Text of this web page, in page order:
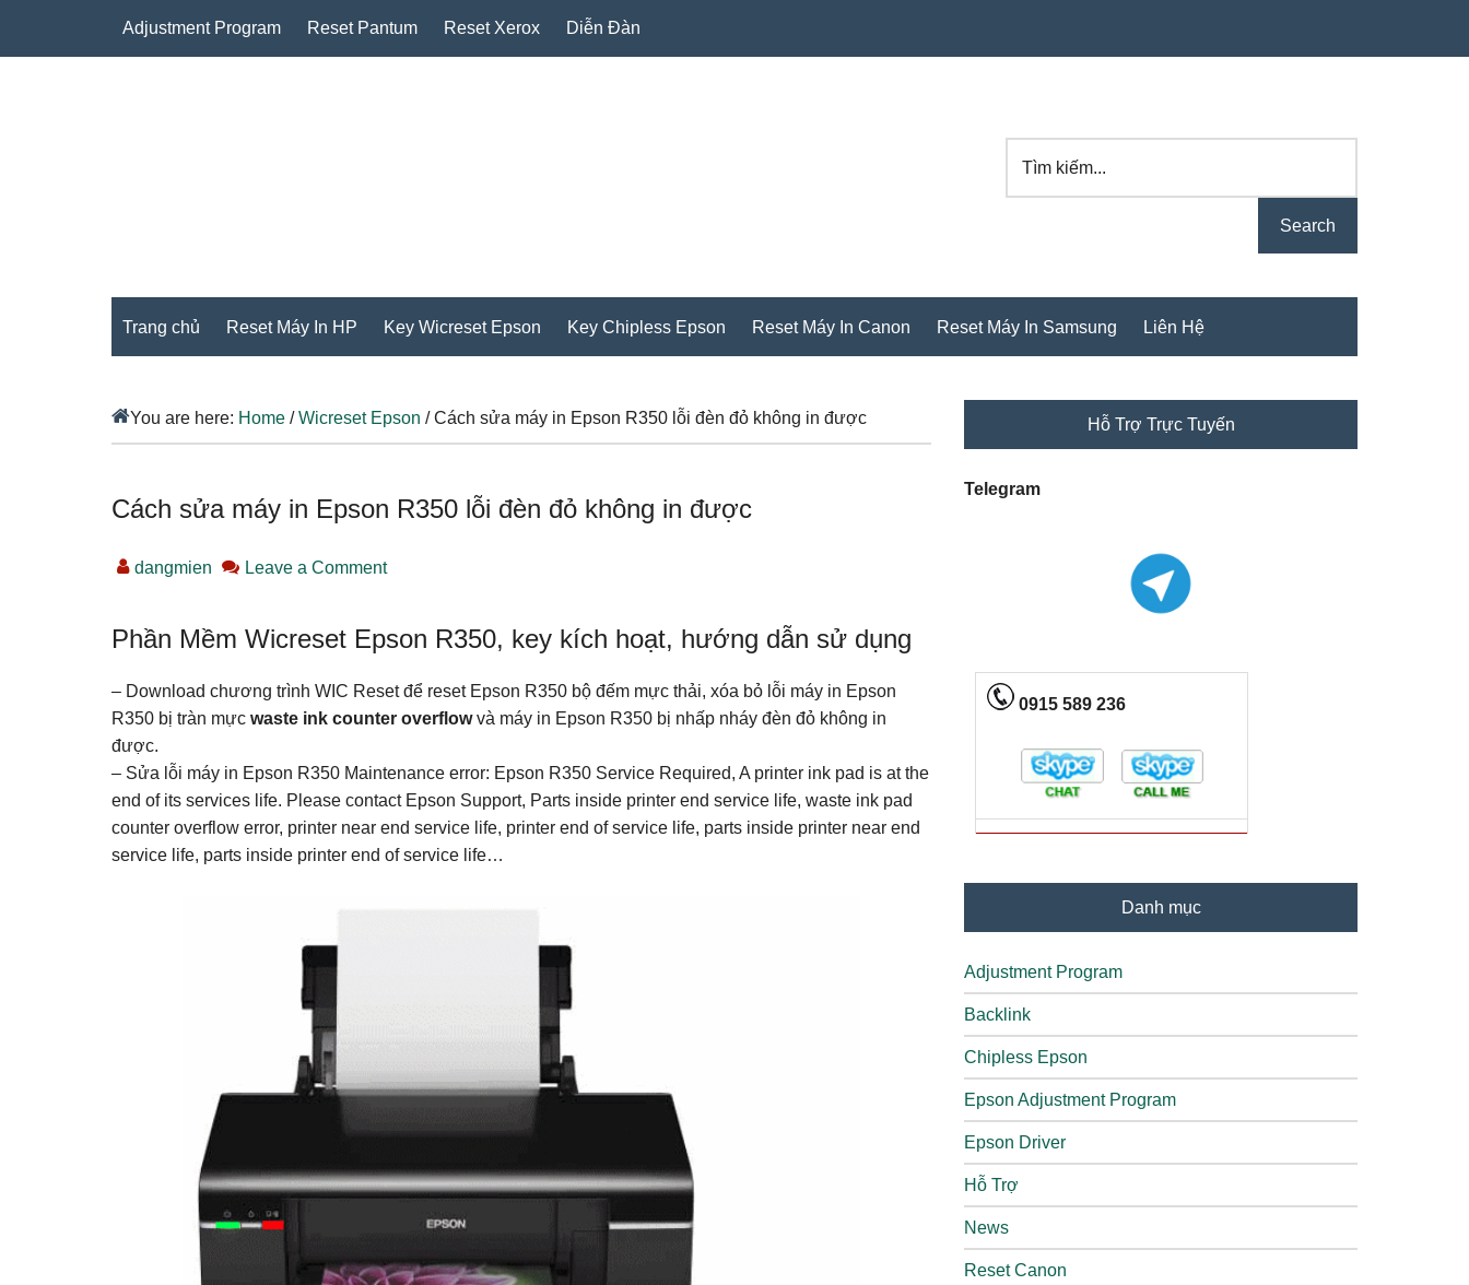
Adjustment Program Reset Pantum Reset Xerox Diễn Đàn
kiếm...
Trang chủ Reset Máy In HP Key Wicreset Epson Key Chipless Epson Reset Máy In Canon Reset Máy In Samsung Liên Hệ
You are here: Home / Wicreset Epson /Cách sửa máy in Epson R350 lỗi đèn đỏ không in được
Cách sửa máy in Epson R350 lỗi đèn đỏ không in được
dangmien Leave a Comment
Phần Mềm Wicreset Epson R350, key kích hoạt, hướng dẫn sử dụng
– Download chương trình WIC Reset để reset Epson R350 bộ đếm mực thải, xóa bỏ lỗi máy in Epson
R350 bị tràn mực waste ink counter overflowvà máy in Epson R350 bị nhấp nháy đèn đỏ không in
được.
– Sửa lỗi máy in Epson R350 Maintenance error: Epson R350 Service Required, A printer ink pad is at the
end of its services life. Please contact Epson Support, Parts inside printer end service life, waste ink pad
counter overflow error, printer near end service life, printer end of service life, parts inside printer near end
service life, parts inside printer end of service life…
Hỗ Trợ Trực Tuyến
Telegram
0915 589 236
Danh mục
Adjustment Program
Backlink
Chipless Epson
Epson Adjustment Program
Epson Driver
Hỗ Trợ
News
Reset Canon